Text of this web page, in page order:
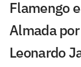
Flamengo
Almada
Leonardo